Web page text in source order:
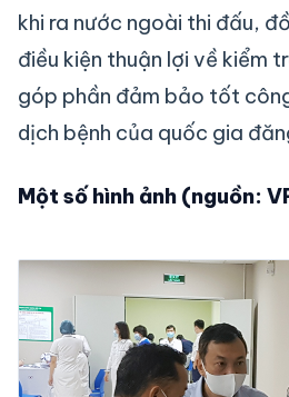
khi ra nước ngoài thi đấu,
điều kiện thuận lợi về kiểm
góp phần đảm bảo tốt
dịch bệnh của quốc gia
Một số hình ảnh (nguồn: